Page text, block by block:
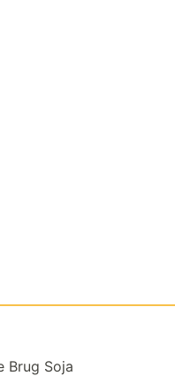
Brug Soja